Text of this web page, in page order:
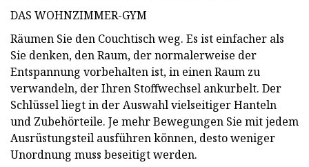
DAS WOHNZIMMER-GYM
Räumen Sie den Couchtisch weg. Es ist einfacher als
Sie denken, den Raum, der normalerweise der
Entspannung vorbehalten ist, in einen Raum zu
verwandeln, der Ihren Stoffwechsel ankurbelt. Der
Schlüssel liegt in der Auswahl vielseitiger Hanteln
und Zubehörteile. Je mehr Bewegungen Sie mit jedem
Ausrüstungsteil ausführen können, desto weniger
Unordnung muss beseitigt werden.